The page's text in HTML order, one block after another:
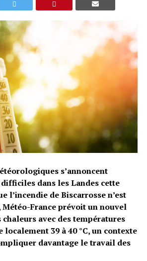
s’annoncent
dans les Landes cette
l’incendie de Biscarrosse n’est
France prévoit un nouvel
avec des températures
39 à 40 °C, un contexte
davantage le travail des